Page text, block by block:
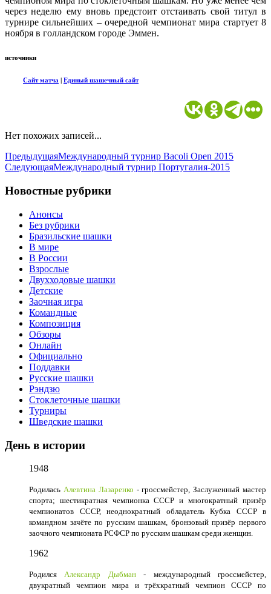
через неделю ему вновь предстоит отстаивать свой титул в
турнире сильнейших – очередной чемпионат мира стартует 8
ноября в голландском городе Эммен.
источники
Сайт матча Единый шашечный сайт
Нет похожих записей...
ПредыдущаяМеждународный турнир Bacoli Open 2015
СледующаяМеждународный турнир Португалия-2015
Новостные рубрики
Анонсы
Без рубрики
Бразильские шашки
В мире
В России
Взрослые
Двухходовые шашки
Детские
Заочная игра
Командные
Композиция
Обзоры
Онлайн
Официально
Поддавки
Русские шашки
Рэндзю
Стоклеточные шашки
Турниры
Шведские шашки
День в истории
1948
Родилась Алевтина Лазаренко - гроссмейстер, Заслуженный мастер
спорта; шестикратная чемпионка СССР и многократный призёр
чемпионатов СССР, неоднократный обладатель Кубка СССР в
командном зачёте по русским шашкам, бронзовый призёр первого
заочного чемпионата РСФСР по русским шашкам среди женщин.
1962
РодилсяАлександр Дыбман- международный гроссмейстер,
двукратный чемпион мира и трёхкратный чемпион СССР по